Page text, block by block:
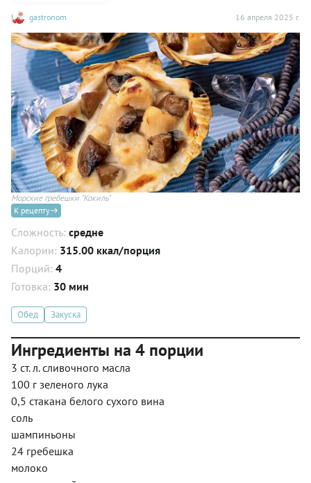
gastronom 16 апреля 2025 г.
Морские гребешки "Кокиль"
К рецепту
Сложность: средне
Калории: 315.00 ккал/порция
Порций: 4
Готовка: 30 мин
Обед Закуска
Ингредиенты на 4 порции
3 ст. л. сливочного масла
100 г зеленого лука
0,5 стакана белого сухого вина
соль
шампиньоны
24 гребешка
молоко